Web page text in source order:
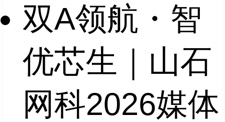
双A领航・智
优芯生｜山石
网科2026媒体